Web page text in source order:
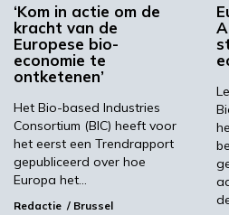
YPACK project gestart in Spanje
‘Kom in actie om de
kracht van de
Europese bio-
economie te
ontketenen’
Het Bio-based Industries
Consortium (BIC) heeft voor
het eerst een Trendrapport
gepubliceerd over hoe
Europa het…
Redactie Brussel